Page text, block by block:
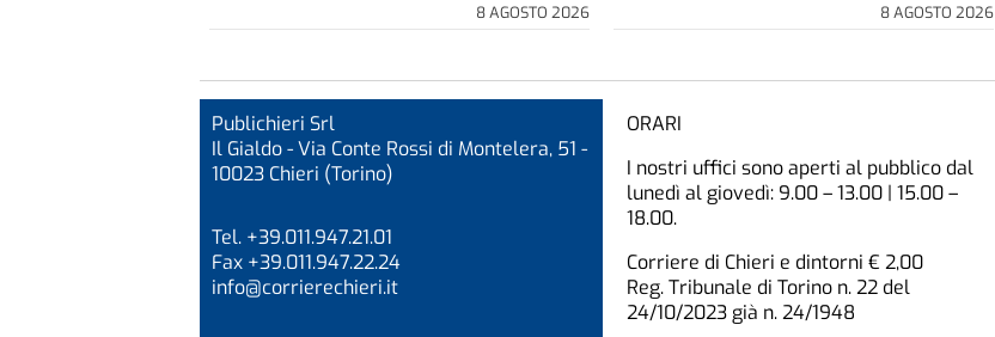
8 AGOSTO 2026 8 AGOSTO 2026
Publichieri Srl
Il Gialdo - Via Conte Rossi di Montelera, 51 -
10023 Chieri (Torino)
Tel. +39.011.947.21.01
Fax +39.011.947.22.24
info@corrierechieri.it
ORARI
I nostri uffici sono aperti al pubblico dal
lunedì al giovedì: 9.00 – 13.00 | 15.00 –
18.00.
Corriere di Chieri e dintorni € 2,00
Reg. Tribunale di Torino n. 22 del
24/10/2023 già n. 24/1948